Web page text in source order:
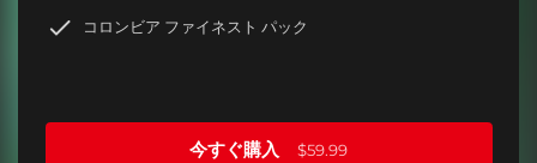
コロンビア ファイネスト パック
今すぐ購入 $59.99